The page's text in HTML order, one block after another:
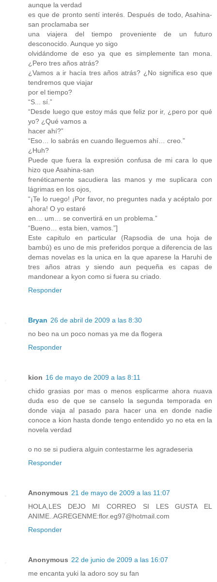
aunque la verdad
es que de pronto sentí interés. Después de todo, Asahina-
san proclamaba ser
una viajera del tiempo proveniente de un futuro
desconocido. Aunque yo sigo
olvidándome de eso ya que es simplemente tan mona.
¿Pero tres años atrás?
¿Vamos a ir hacía tres años atrás? ¿No significa eso que
tendremos que viajar
por el tiempo?
“S... sí.”
“Desde luego que estoy más que feliz por ir, ¿pero por qué
yo? ¿Qué vamos a
hacer ahí?”
“Eso… lo sabrás en cuando lleguemos ahí… creo.”
¿Huh?
Puede que fuera la expresión confusa de mi cara lo que
hizo que Asahina-san
frenéticamente sacudiera las manos y me suplicara con
lágrimas en los ojos,
“¡Te lo ruego! ¡Por favor, no preguntes nada y acéptalo por
ahora! O yo estaré
en… um… se convertirá en un problema.”
“Bueno… esta bien, vamos.”]
Este capitulo en particular (Rapsodia de una hoja de
bambú) es uno de mis preferidos porque a diferencia de las
demas novelas es la unica en la que aparese la Haruhi de
tres años atras y siendo aun pequeña es capas de
mandonear a kyon como si fuera su criado.
Responder
Bryan 26 de abril de 2009 a las 8:30
no beo na un poco nomas ya me da flogera
Responder
kion 16 de mayo de 2009 a las 8:11
chido grasias por mas o menos esplicarme ahora nuava
duda eso de que se canselo la segunda temporada en
donde viaja al pasado para hacer una en donde nadie
conoce a kion hasta donde tengo entendido yo no eta en la
novela verdad
o no se si pudiera alguin contestarme les agradeseria
Responder
Anonymous 21 de mayo de 2009 a las 11:07
HOLA,LES DEJO MI CORREO SI LES GUSTA EL
ANIME..AGREGENME:flor.eg97@hotmail.com
Responder
Anonymous 22 de junio de 2009 a las 16:07
me encanta yuki la adoro soy su fan